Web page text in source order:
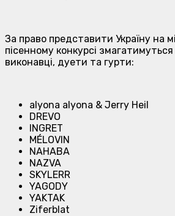
За право представити Україну на
пісенному конкурсі змагатимуться
виконавці, дуети та гурти:
alyona alyona & Jerry Heil
DREVO
INGRET
MÉLOVIN
NAHABA
NAZVA
SKYLERR
YAGODY
YAKTAK
Ziferblat